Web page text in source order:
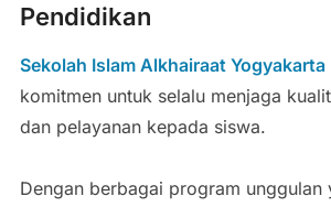
Pendidikan
Sekolah Islam Alkhairaat Yogyakarta
komitmen untuk selalu menjaga
dan pelayanan kepada siswa.
Dengan berbagai program unggulan